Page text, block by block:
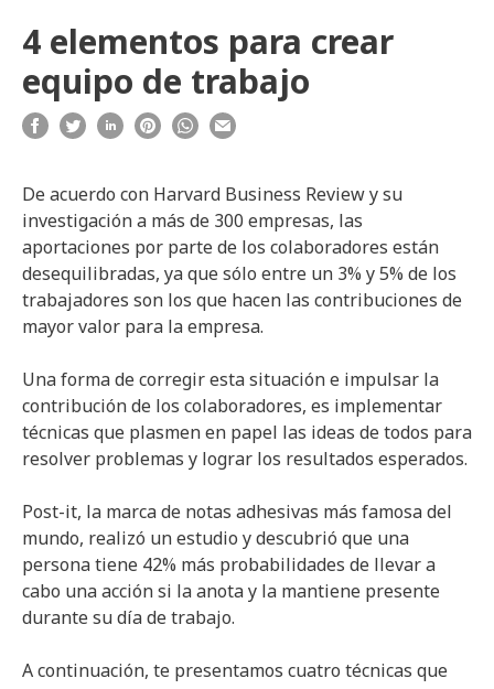
4 elementos para crear
equipo de trabajo
De acuerdo con Harvard Business Review y su
investigación a más de 300 empresas, las
aportaciones por parte de los colaboradores están
desequilibradas, ya que sólo entre un 3% y 5% de los
trabajadores son los que hacen las contribuciones de
mayor valor para la empresa.
Una forma de corregir esta situación e impulsar la
contribución de los colaboradores, es implementar
técnicas que plasmen en papel las ideas de todos para
resolver problemas y lograr los resultados esperados.
Post-it, la marca de notas adhesivas más famosa del
mundo, realizó un estudio y descubrió que una
persona tiene 42% más probabilidades de llevar a
cabo una acción si la anota y la mantiene presente
durante su día de trabajo.
A continuación, te presentamos cuatro técnicas que